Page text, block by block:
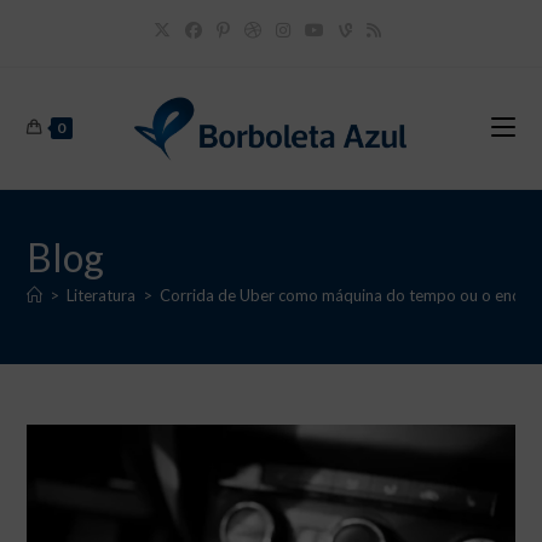
0
Blog
> Literatura > Corrida de Uber como máquina do tempo ou o